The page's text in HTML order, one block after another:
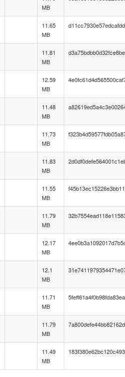
MB
11.65
MB
11.81
MB
12.59
MB
11.48
MB
11.73
MB
11.83
MB
11.55
MB
11.79
MB
12.17
MB
12.1
MB
11.71
MB
11.79
MB
11.49
MB